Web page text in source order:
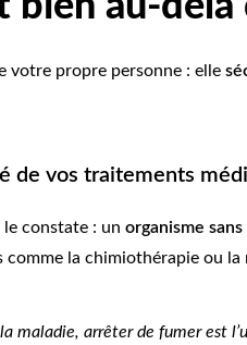
votre propre personne : elle
de vos traitements
le constate : un organisme
la chimiothérapie ou
maladie, arrêter de fumer est